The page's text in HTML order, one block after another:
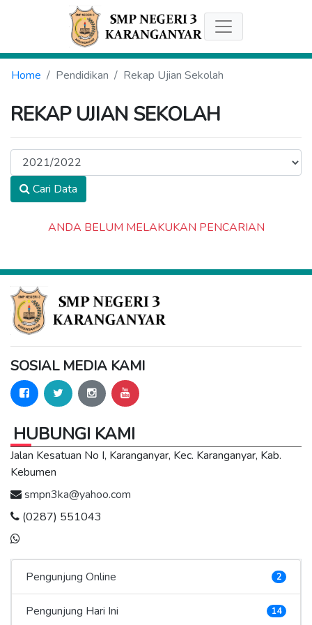
Home Pendidikan Rekap Ujian Sekolah
REKAP UJIAN SEKOLAH
Cari Data
ANDA BELUM MELAKUKAN PENCARIAN
SOSIAL MEDIA KAMI
HUBUNGI KAMI
Jalan Kesatuan No I, Karanganyar, Kec. Karanganyar, Kab.
Kebumen
smpn3ka@yahoo.com
(0287) 551043
Pengunjung Online 2
Pengunjung Hari Ini 14